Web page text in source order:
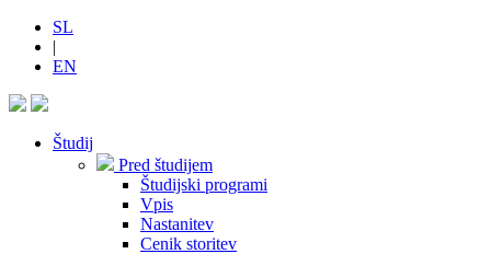
SL
|
EN
Študij
Pred študijem
Študijski programi
Vpis
Nastanitev
Cenik storitev